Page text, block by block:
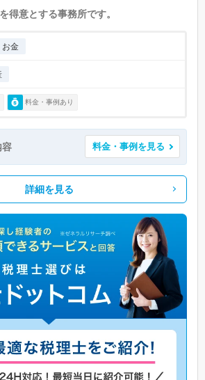
得意とする事務所です。
お金
料金・事例あり
容 料金・事例を見る
詳細を見る